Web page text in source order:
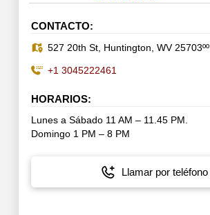
CONTACTO:
527 20th St, Huntington, WV 25703ºº
+1 3045222461
HORARIOS:
Lunes a Sábado 11 AM – 11.45 PM.
Domingo 1 PM – 8 PM
Llamar por teléfono